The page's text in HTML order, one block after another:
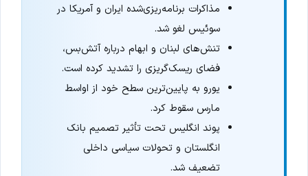
مذاکرات برنامه‌ریزی‌شده ایران و آمریکا در
سوئیس لغو شد.
تنش‌های لبنان و ابهام درباره آتش‌بس،
فضای ریسک‌گریزی را تشدید کرده است.
یورو به پایین‌ترین سطح خود از اواسط
مارس سقوط کرد.
پوند انگلیس تحت تأثیر تصمیم بانک
انگلستان و تحولات سیاسی داخلی
تضعیف شد.